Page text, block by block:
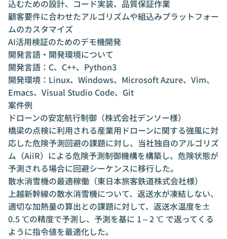
込むための設計、コード実装、品質保証作業
顧客要件に合わせたアルゴリズムや組込みプラットフォー
ムのカスタマイズ
AI活用検証のためのデモ機開発
開発言語・開発環境について
開発言語：C、C++、Python3
開発環境：Linux、Windows、Microsoft Azure、Vim、
Emacs、Visual Studio Code、Git
案件例
ドローンの安定航行制御（株式会社デンソー様）
橋梁の点検に利用される産業用ドローンに関する強風に対
応した危険予測回避の課題に対し、当社独自のアルゴリズ
ム（AiiR）による危険予測制御機構を構築し、危険状態が
予測される場合に回避シーケンスに移行した。
散水消雪機の最適稼働（東日本旅客鉄道株式会社様）
上越新幹線の散水消雪機について、返送水が凍結しない、
適切な加熱量の算出との課題に対して、返送水温度を±
0.5 ℃の精度で予測し、予測を基に 1～2 ℃ で返ってくる
ように指令値を最適化した。